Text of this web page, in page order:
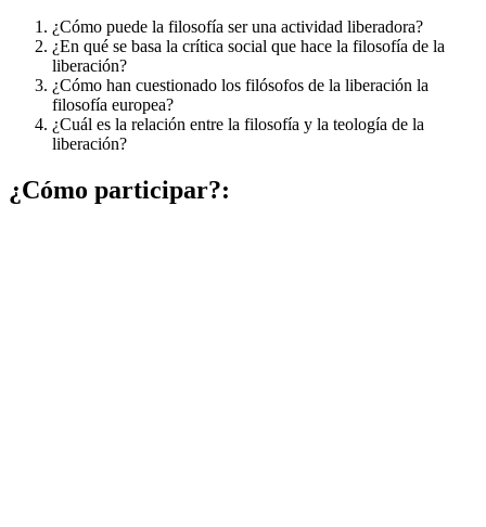
¿Cómo puede la filosofía ser una actividad liberadora?
¿En qué se basa la crítica social que hace la filosofía de la
liberación?
¿Cómo han cuestionado los filósofos de la liberación la
filosofía europea?
¿Cuál es la relación entre la filosofía y la teología de la
liberación?
¿Cómo participar?: